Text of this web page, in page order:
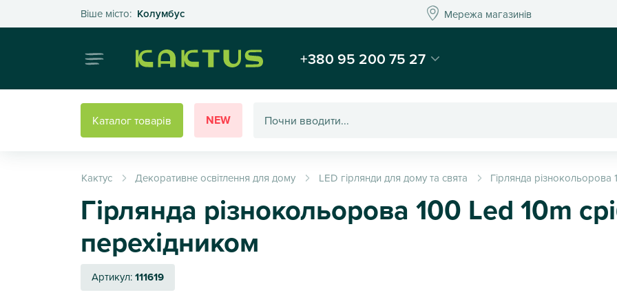
Віше місто: КолумбусОберіть своє місто Мережа магазинівМережа магазинів
Інтернет-магазин подарунків та декору - Kaktus
+380 95 200 75 27
Каталог товарів NEW
Кактус Декоративне освітлення для дому LED гірлянди для дому та свята Гірлянда різнокольорова
Гірлянда різнокольорова 100 Led 10m
перехідником
Артикул:111619